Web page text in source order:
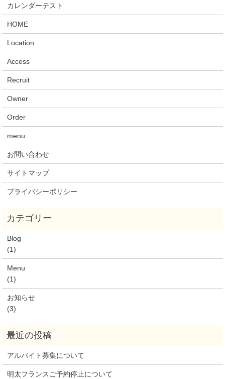
カレンダーテスト
HOME
Location
Access
Recruit
Owner
Order
menu
お問い合わせ
サイトマップ
プライバシーポリシー
Blog
(1)
Menu
(1)
お知らせ
(3)
アルバイト募集について
明太フランスご予約停止について